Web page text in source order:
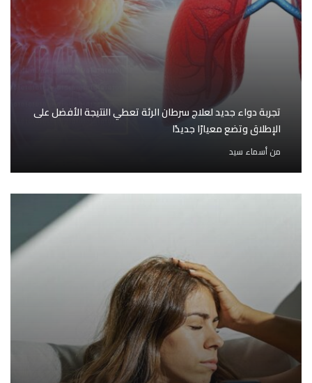
تجربة دواء جديد لعلاج سرطان الرئة تعطي النتيجة الأفضل على
الإطلاق وتضع معيارًا جديدًا
منأسماء سيد